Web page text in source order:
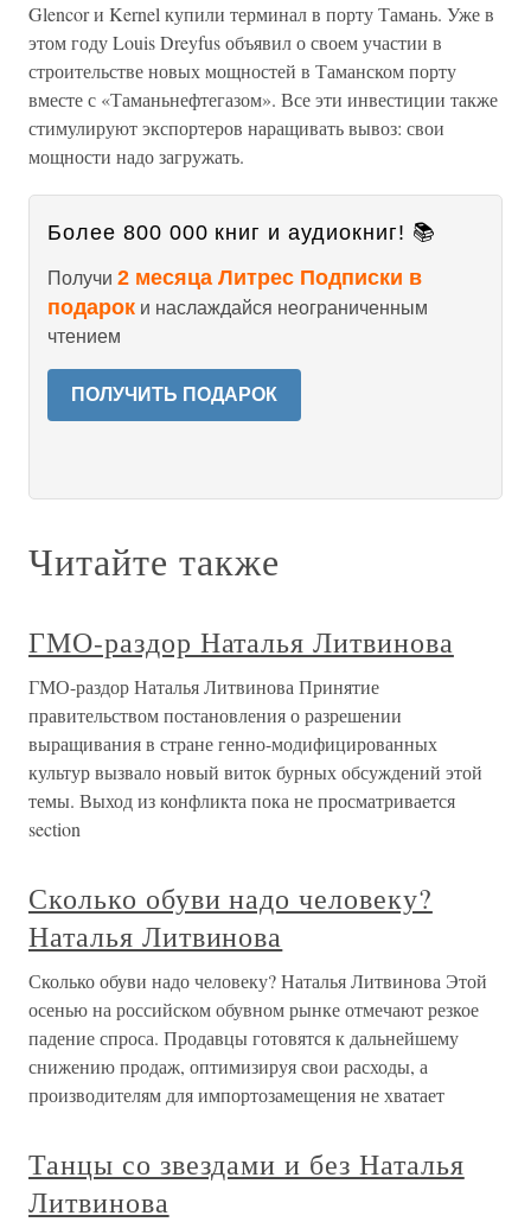
Glencor и Kernel купили терминал в порту Тамань. Уже в
этом году Louis Dreyfus объявил о своем участии в
строительстве новых мощностей в Таманском порту
вместе с «Таманьнефтегазом». Все эти инвестиции также
стимулируют экспортеров наращивать вывоз: свои
мощности надо загружать.
Более 800 000 книг и аудиокниг! 📚
Получи 2 месяца Литрес Подписки в
подарок и наслаждайся неограниченным
чтением
ПОЛУЧИТЬ ПОДАРОК
Читайте также
ГМО-раздор Наталья Литвинова
ГМО-раздор Наталья Литвинова Принятие
правительством постановления о разрешении
выращивания в стране генно-модифицированных
культур вызвало новый виток бурных обсуждений этой
темы. Выход из конфликта пока не просматривается
section
Сколько обуви надо человеку?
Наталья Литвинова
Сколько обуви надо человеку? Наталья Литвинова Этой
осенью на российском обувном рынке отмечают резкое
падение спроса. Продавцы готовятся к дальнейшему
снижению продаж, оптимизируя свои расходы, а
производителям для импортозамещения не хватает
Танцы со звездами и без Наталья
Литвинова